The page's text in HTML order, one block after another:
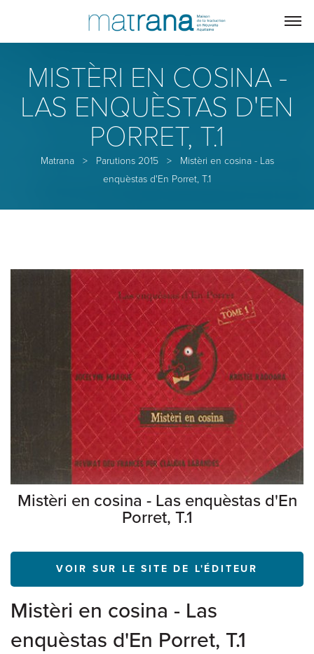
MISTÈRI EN COSINA -
LAS ENQUÈSTAS D'EN
PORRET, T.1
Matrana> Parutions 2015 >
Mistèri en cosina - Las
enquèstas d'En Porret, T.1
Mistèri en cosina - Las enquèstas d'En
Porret, T.1
VOIR SUR LE SITE DE L'ÉDITEUR
Mistèri en cosina - Las
enquèstas d'En Porret, T.1